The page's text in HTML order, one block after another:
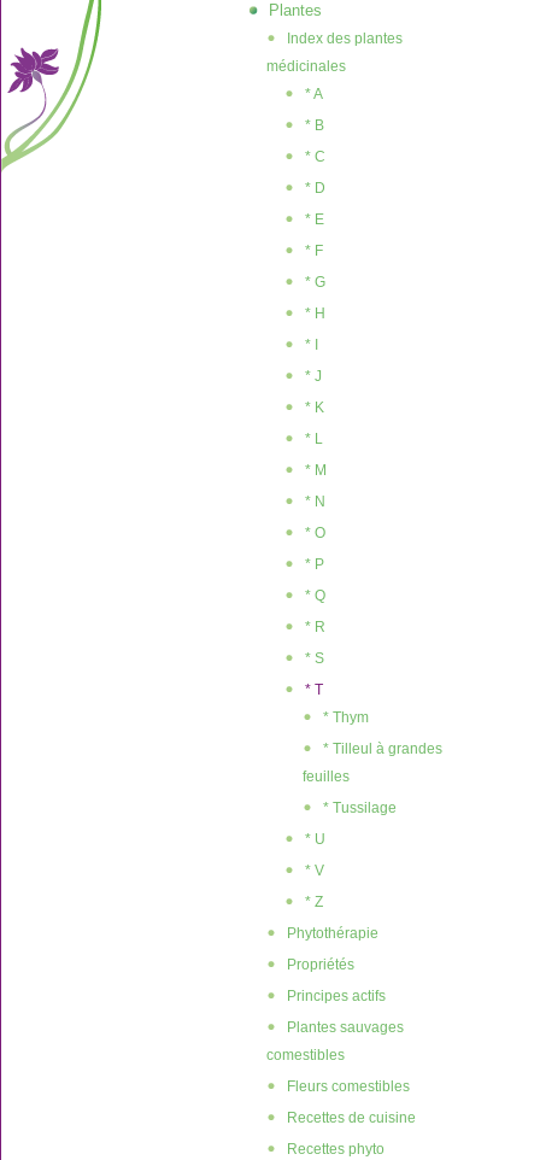
Plantes
Index des plantes
médicinales
* A
* B
* C
* D
* E
* F
* G
* H
* I
* J
* K
* L
* M
* N
* O
* P
* Q
* R
* S
* T
* Thym
* Tilleul à grandes
feuilles
* Tussilage
* U
* V
* Z
Phytothérapie
Propriétés
Principes actifs
Plantes sauvages
comestibles
Fleurs comestibles
Recettes de cuisine
Recettes phyto